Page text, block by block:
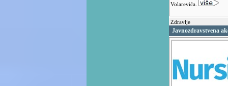
Volarevića.
Zdravlje
Javnozdravstvena